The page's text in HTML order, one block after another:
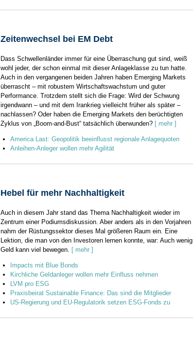
Zeitenwechsel bei EM Debt
Dass Schwellenländer immer für eine Überraschung gut sind, weiß
wohl jeder, der schon einmal mit dieser Anlageklasse zu tun hatte.
Auch in den vergangenen beiden Jahren haben Emerging Markets
überrascht – mit robustem Wirtschaftswachstum und guter
Performance. Trotzdem stellt sich die Frage: Wird der Schwung
irgendwann – und mit dem Irankrieg vielleicht früher als später –
nachlassen? Oder haben die Emerging Markets den berüchtigten
Zyklus von „Boom-and-Bust“ tatsächlich überwunden? [ mehr ]
America Last: Geopolitik beeinflusst regionale Anlagequoten
Anleihen-Anleger wollen mehr Agilität
Hebel für mehr Nachhaltigkeit
Auch in diesem Jahr stand das Thema Nachhaltigkeit wieder im
Zentrum einer Podiumsdiskussion. Aber anders als in den Vorjahren
nahm der Rüstungssektor dieses Mal größeren Raum ein. Eine
Lektion, die man von den Investoren lernen konnte, war: Auch wenig
Geld kann viel bewegen. [ mehr ]
Impacts mit Blue Bonds
Kirchliche Geldanleger wollen mehr Einfluss nehmen
LVM pro ESG
Praxisbeirat Sustainable Finance: Das sind die Mitglieder
US-Regierung und EU-Regulatorik setzen ESG-Fonds zu